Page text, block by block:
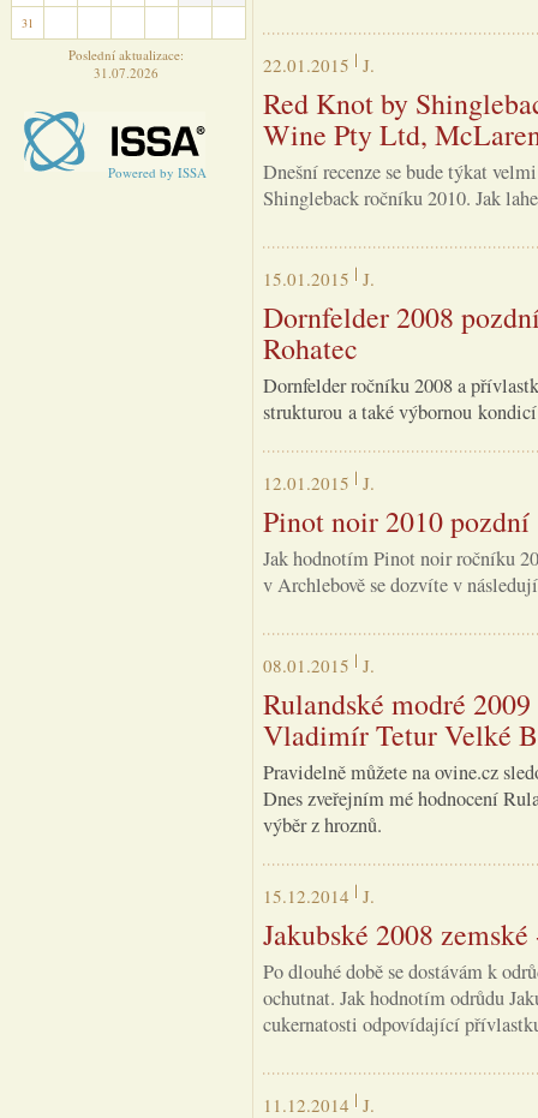
31
Poslední aktualizace:
31.07.2026
Powered by ISSA
22.01.2015 J.
Red Knot by
Wine Pty Ltd,
Dnešní recenze se bude týkat
Shingleback ročníku 2010. Jak
15.01.2015 J.
Dornfelder 2008
Rohatec
Dornfelder ročníku 2008 a
strukturou a také výbornou
12.01.2015 J.
Pinot noir 2010
Jak hodnotím Pinot noir ročníku
v Archlebově se dozvíte v
08.01.2015 J.
Rulandské modré
Vladimír Tetur Velké
Pravidelně můžete na ovine.cz
Dnes zveřejním mé hodnocení
výběr z hroznů.
15.12.2014 J.
Jakubské 2008
Po dlouhé době se dostávám k
ochutnat. Jak hodnotím odrůdu
cukernatosti odpovídající
11.12.2014 J.